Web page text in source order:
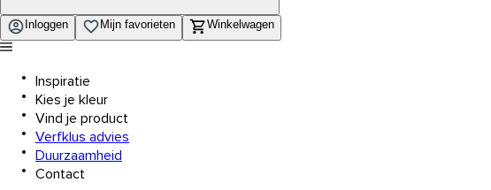
Inloggen Mijn favorieten Winkelwagen
Inspiratie
Kies je kleur
Vind je product
Verfklus advies
Duurzaamheid
Contact